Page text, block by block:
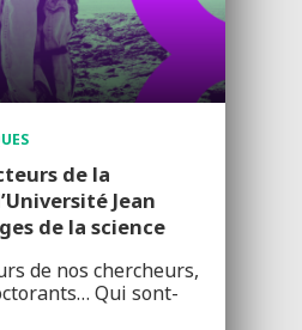
de la
Jean
de la science
de nos chercheurs,
Qui sont-